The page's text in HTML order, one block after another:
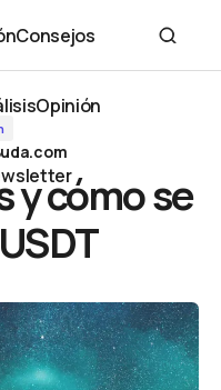
Consejos
Consejos
Opinión
y cómo se